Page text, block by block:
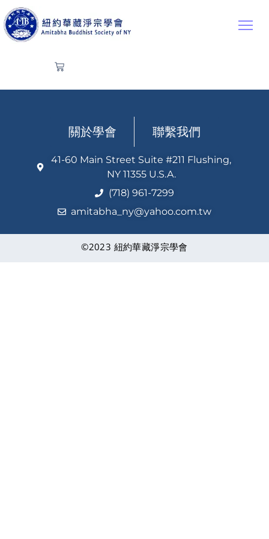
關於學會 聯繫我們
41-60 Main Street Suite #211 Flushing,
NY 11355 U.S.A.
(718) 961-7299
amitabha_ny@yahoo.com.tw
©2023 紐約華藏淨宗學會